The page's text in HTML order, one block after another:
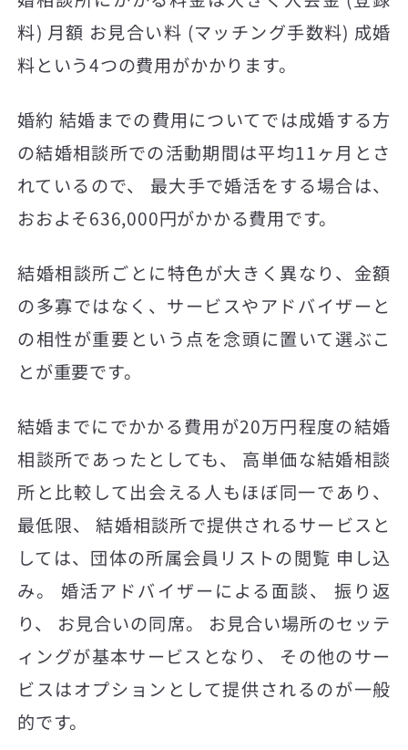
料) 月額 お見合い料 (マッチング手数料) 成婚
料という4つの費用がかかります。
婚約 結婚までの費用についてでは成婚する方
の結婚相談所での活動期間は平均11ヶ月とさ
れているので、 最大手で婚活をする場合は、
おおよそ636,000円がかかる費用です。
結婚相談所ごとに特色が大きく異なり、金額
の多寡ではなく、サービスやアドバイザーと
の相性が重要という点を念頭に置いて選ぶこ
とが重要です。
結婚までにでかかる費用が20万円程度の結婚
相談所であったとしても、 高単価な結婚相談
所と比較して出会える人もほぼ同一であり、
最低限、 結婚相談所で提供されるサービスと
しては、団体の所属会員リストの閲覧 申し込
み。 婚活アドバイザーによる面談、 振り返
り、 お見合いの同席。 お見合い場所のセッテ
ィングが基本サービスとなり、 その他のサー
ビスはオプションとして提供されるのが一般
的です。